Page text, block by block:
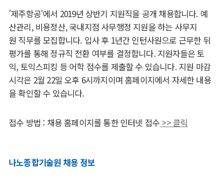
'제주항공'에서 2019년 상반기 지원직을 공개 채용합니다. 예
산관리, 비용정산, 국내지점 사무행정 지원을 하는 사무지
원 직무를 모집합니다. 입사 후 1년간 인턴사원으로 근무한 뒤
평가를 통해 정규직 전환 여부를 결정합니다. 지원자들은 토
익, 토익스피킹 등 어학 점수를 제출할 수 있습니다. 지원 마감
시각은 2월 22일 오후 6시까지이며 홈페이지에서 자세한 내용
을 확인할 수 있습니다.
접수 방법 : 채용 홈페이지를 통한 인터넷 접수 >> 클릭
나노종합기술원 채용 정보